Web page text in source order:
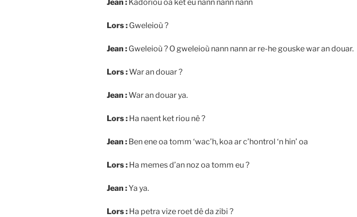
Jean : Kadorioù oa ket eu nann nann nann
Lors : Gweleioù ?
Jean : Gweleioù ? O gweleioù nann nann ar re-he gouske war an douar.
Lors :War an douar ?
Jean :War an douar ya.
Lors : Ha naent ket riou nê ?
Jean : Ben ene oa tomm ‘wac’h, koa ar c’hontrol ‘n hin’ oa
Lors : Ha memes d’an noz oa tomm eu ?
Jean :Ya ya.
Lors : Ha petra vize roet dê da zibi ?